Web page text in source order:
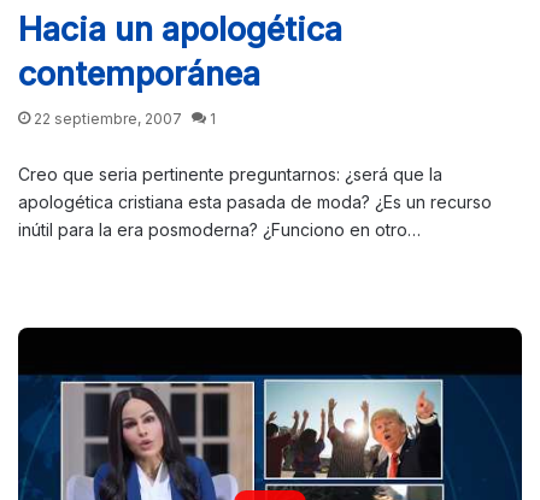
Hacia un apologética
contemporánea
22 septiembre, 2007 1
Creo que seria pertinente preguntarnos: ¿será que la
apologética cristiana esta pasada de moda? ¿Es un recurso
inútil para la era posmoderna? ¿Funciono en otro…